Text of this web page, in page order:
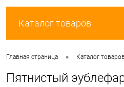
Каталог товаров
Главная страница • Каталог товаров
Пятнистый